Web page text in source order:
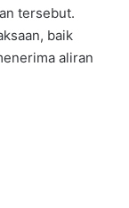
tersebut.
baik
aliran